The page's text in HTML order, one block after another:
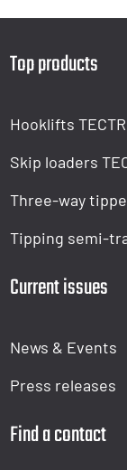
Top products
Hooklifts
Skip loaders
Three-way
Tipping semi-
Current issues
News & Events
Press releases
Find a contact